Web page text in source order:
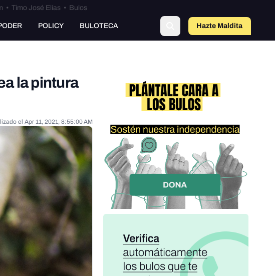
• Timo José Elías • Bulos
POLICY BULOTECA Hazte Maldita
la pintura
el Apr 11, 2021, 8:55:00 AM